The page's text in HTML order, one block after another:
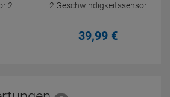
2
2 Geschwindigkeitssensor
39,99 €